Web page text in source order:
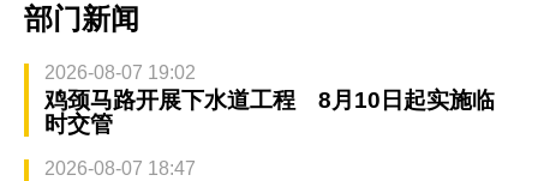
部门新闻
2026-08-07 19:02
鸡颈马路开展下水道工程 8月10日起实施临
时交管
2026-08-07 18:47